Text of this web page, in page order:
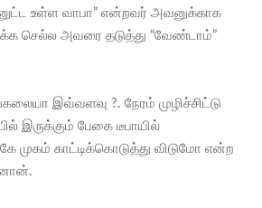
உள்ள வாபா” என்றவர் அவனுக்காக
செல்ல அவரை தடுத்து “வேண்டாம்”
இவ்வளவு ?. நேரம் முழிச்சிட்டு
இருக்கும் பேகை டீபாயில்
காட்டிக்கொடுத்து விடுமோ என்ற